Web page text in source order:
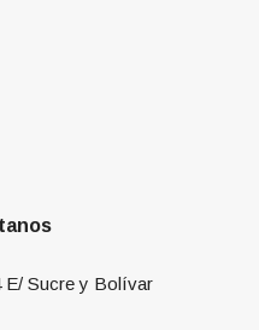
E/ Sucre y Bolívar